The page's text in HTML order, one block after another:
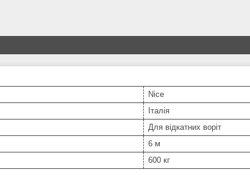
Nice
Італія
Для відкатних воріт
6 м
600 кг